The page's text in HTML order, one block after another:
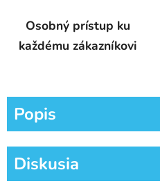
Osobný prístup ku
každému zákazníkovi
Popis
Diskusia